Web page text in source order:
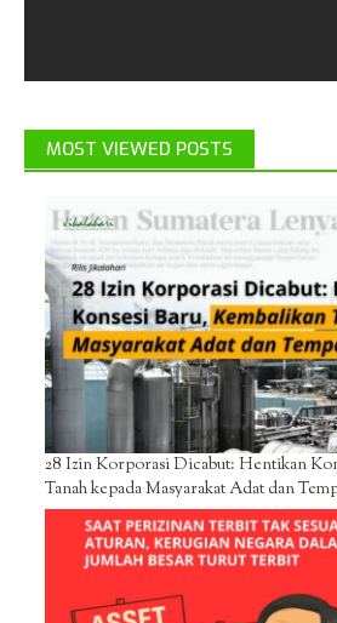
MOST VIEWED POSTS
28 Izin Korporasi Dicabut: Hentikan
Tanah kepada Masyarakat Adat dan